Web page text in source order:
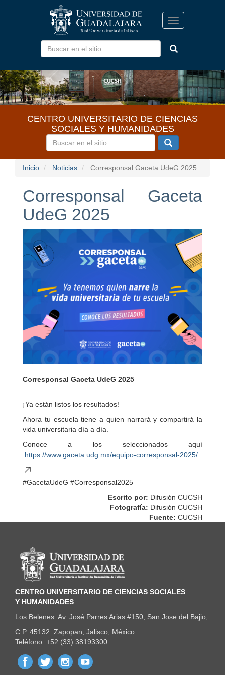
Toggle
navigation
CENTRO UNIVERSITARIO DE CIENCIAS
SOCIALES Y HUMANIDADES
Inicio Noticias Corresponsal Gaceta UdeG 2025
Corresponsal Gaceta
UdeG 2025
Corresponsal Gaceta UdeG 2025
¡Ya están listos los resultados!
Ahora tu escuela tiene a quien narrará y compartirá la
vida universitaria día a día.
Conoce a los seleccionados aquí
https://www.gaceta.udg.mx/equipo-corresponsal-2025/
#GacetaUdeG #Corresponsal2025
Escrito por: Difusión CUCSH
Fotografía: Difusión CUCSH
Fuente: CUCSH
Información del portal
CENTRO UNIVERSITARIO DE CIENCIAS SOCIALES
Y HUMANIDADES
Los Belenes. Av. José Parres Arias #150, San Jose del Bajio,
C.P. 45132. Zapopan, Jalisco, México.
Teléfono: +52 (33) 38193300